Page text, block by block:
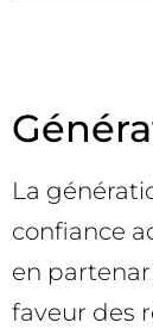
La
confiance
en
faveur des